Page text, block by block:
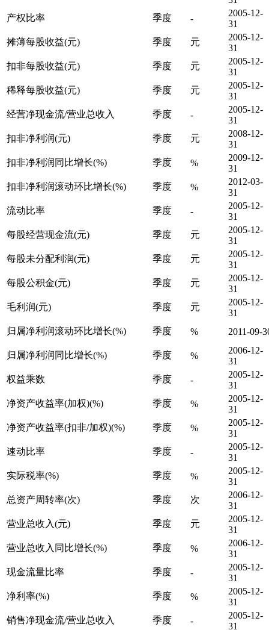
产权比率
季度 -
2005-12-
31
摊薄每股收益(元)
季度 元
2005-12-
31
扣非每股收益(元)
季度 元
2005-12-
31
稀释每股收益(元)
季度 元
2005-12-
31
经营净现金流/营业总收入
季度 -
2005-12-
31
扣非净利润(元)
季度 元
2008-12-
31
扣非净利润同比增长(%)
季度 %
2009-12-
31
扣非净利润滚动环比增长(%)
季度 %
2012-03-
31
流动比率
季度 -
2005-12-
31
每股经营现金流(元)
季度 元
2005-12-
31
每股未分配利润(元)
季度 元
2005-12-
31
每股公积金(元)
季度 元
2005-12-
31
毛利润(元)
季度 元
2005-12-
31
归属净利润滚动环比增长(%)
季度 % 2011-09-
归属净利润同比增长(%) 季度 %
2006-12-
31
权益乘数
季度 -
2005-12-
31
净资产收益率(加权)(%)
季度 %
2005-12-
31
净资产收益率(扣非/加权)(%)
季度 %
2005-12-
31
速动比率
季度 -
2005-12-
31
实际税率(%)
季度 %
2005-12-
31
总资产周转率(次)
季度 次
2006-12-
31
营业总收入(元)
季度 元
2005-12-
31
营业总收入同比增长(%)
季度 %
2006-12-
31
现金流量比率
季度 -
2005-12-
31
净利率(%)
季度 %
2005-12-
31
销售净现金流/营业总收入
季度 -
2005-12-
31